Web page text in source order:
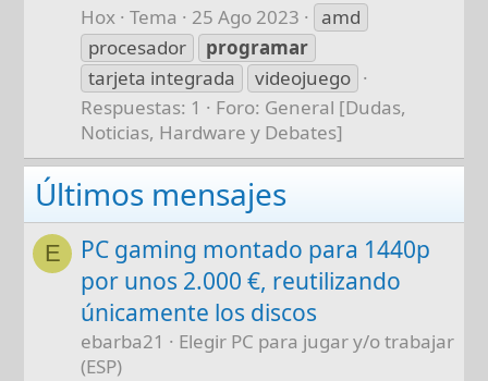
Hox Tema 25 Ago 2023
amd
procesador
programar
tarjeta integrada
videojuego
Respuestas: 1
Foro: General [Dudas,
Noticias, Hardware y Debates]
Últimos mensajes
E
PC gaming montado para 1440p
por unos 2.000 €, reutilizando
únicamente los discos
ebarba21
Elegir PC para jugar y/o trabajar
(ESP)